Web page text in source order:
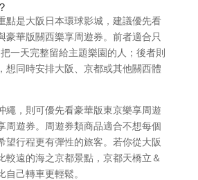
點是大阪日本環球影城，建議優先看
豪華版關西樂享周遊券。前者適合只
一天完整留給主題樂園的人；後者則
想同時安排大阪、京都或其他關西體
繩，則可優先看豪華版東京樂享周遊
周遊券。周遊券類商品適合不想每個
望行程更有彈性的旅客。若你從大阪
較遠的海之京都景點，京都天橋立＆
己轉車更輕鬆。